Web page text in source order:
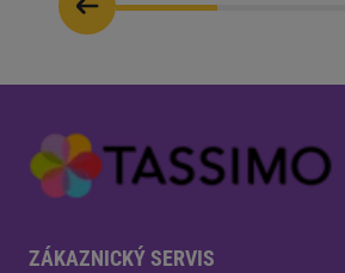
ZÁKAZNICKÝ SERVIS